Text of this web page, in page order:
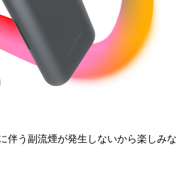
伴う副流煙が発生しないから楽しみな